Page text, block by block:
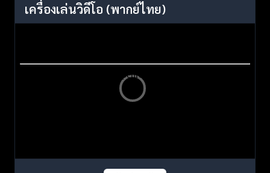
เครื่องเล่นวิดีโอ (พากย์ไทย)